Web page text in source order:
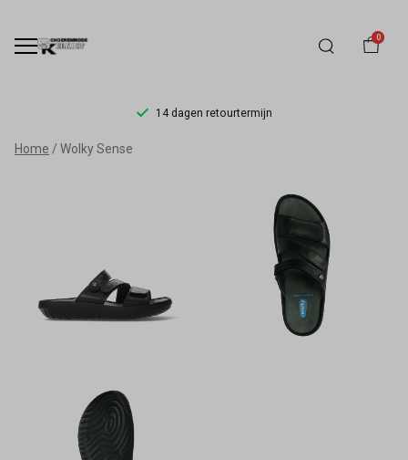
0
14 dagen retourtermijn
Wolky
Schoenmode
Kerkhof
Home Wolky Sense